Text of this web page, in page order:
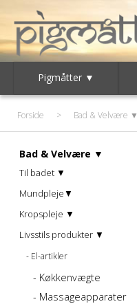
Pigmåtter ▼
Bad & Velvære ▼
Til badet ▼
Mundpleje▼
Kropspleje ▼
Livsstils produkter ▼
El-artikler
Køkkenvægte
Massageapparater
Forside > Bad & Velvære ▼